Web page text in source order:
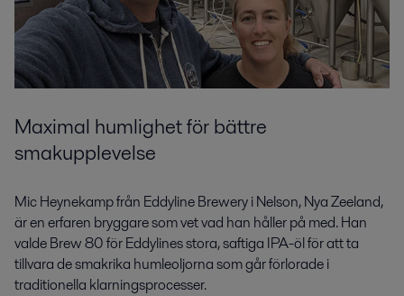
Maximal humlighet för bättre
smakupplevelse
Mic Heynekamp från Eddyline Brewery i Nelson, Nya Zeeland,
är en erfaren bryggare som vet vad han håller på med. Han
valde Brew 80 för Eddylines stora, saftiga IPA-öl för att ta
tillvara de smakrika humleoljorna som går förlorade i
traditionella klarningsprocesser.